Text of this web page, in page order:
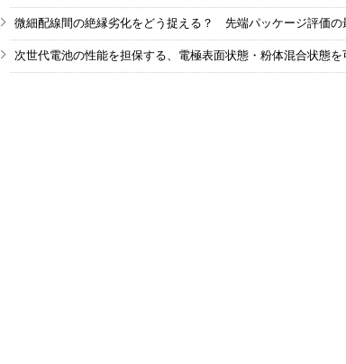
微細配線間の絶縁劣化をどう捉える？ 先端パッケージ評価の
次世代電池の性能を担保する、電極表面状態・粉体混合状態